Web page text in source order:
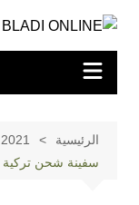
المحتوى
الرئيسية 2021
سفينة شحن